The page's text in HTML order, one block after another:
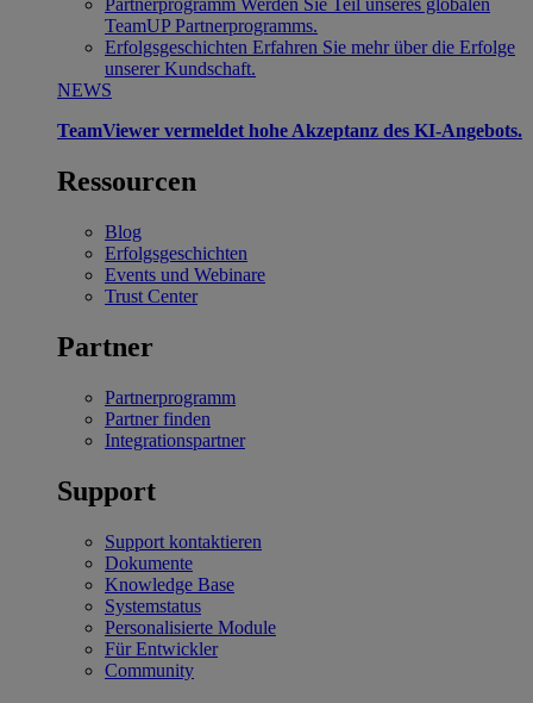
Partnerprogramm Werden Sie Teil unseres globalen
TeamUP Partnerprogramms.
Erfolgsgeschichten Erfahren Sie mehr über die Erfolge
unserer Kundschaft.
NEWS
TeamViewer vermeldet hohe Akzeptanz des KI-Angebots.
Ressourcen
Blog
Erfolgsgeschichten
Events und Webinare
Trust Center
Partner
Partnerprogramm
Partner finden
Integrationspartner
Support
Support kontaktieren
Dokumente
Knowledge Base
Systemstatus
Personalisierte Module
Für Entwickler
Community